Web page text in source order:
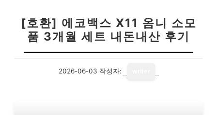
[호환] 에코백스 X11 옴니 소모
품 3개월 세트 내돈내산 후기
2026-06-03 작성자: